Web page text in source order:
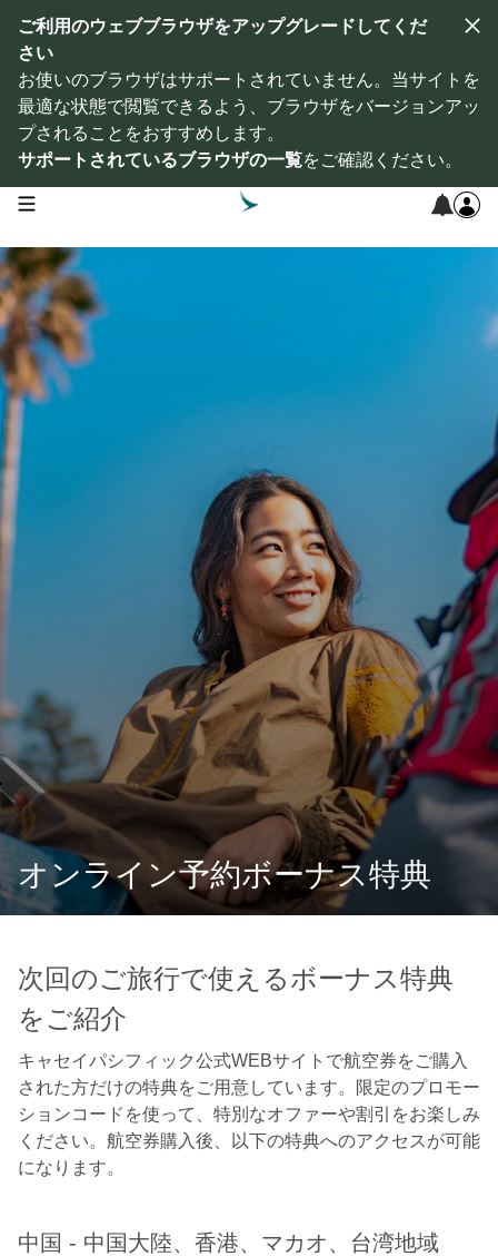
ご利用のウェブブラウザをアップグレードしてくだ
さい
お使いのブラウザはサポートされていません。当サイトを
最適な状態で閲覧できるよう、ブラウザをバージョンアッ
プされることをおすすめします。
サポートされているブラウザの一覧をご確認ください。
open navigation menu
オンライン予約ボーナス特典
次回のご旅行で使えるボーナス特典
をご紹介
キャセイパシフィック公式WEBサイトで航空券をご購入
された方だけの特典をご用意しています。限定のプロモー
ションコードを使って、特別なオファーや割引をお楽しみ
ください。航空券購入後、以下の特典へのアクセスが可能
になります。
中国 - 中国大陸、香港、マカオ、台湾地域